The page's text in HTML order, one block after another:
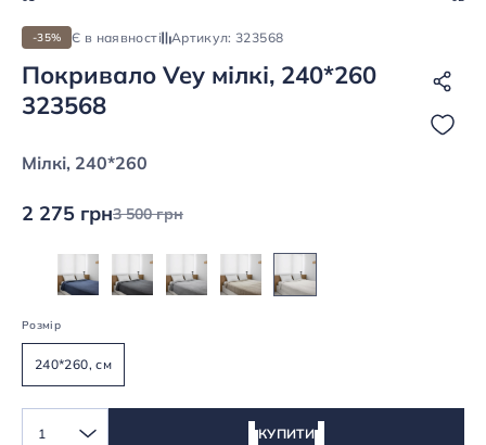
-35% Є в наявності Артикул: 323568
Покривало Vey мілкі, 240*260
323568
Мілкі, 240*260
2 275 грн3 500 грн
Розмір
240*260, см
1 КУПИТИ